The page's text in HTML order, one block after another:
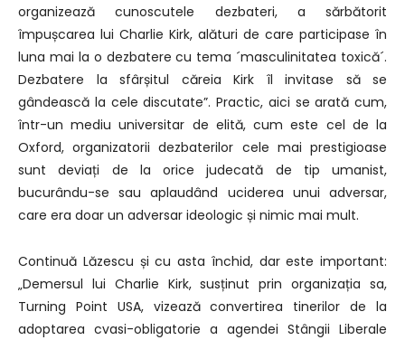
organizează cunoscutele dezbateri, a sărbătorit
împușcarea lui Charlie Kirk, alături de care participase în
luna mai la o dezbatere cu tema ´masculinitatea toxică´.
Dezbatere la sfârșitul căreia Kirk îl invitase să se
gândească la cele discutate”. Practic, aici se arată cum,
într-un mediu universitar de elită, cum este cel de la
Oxford, organizatorii dezbaterilor cele mai prestigioase
sunt deviați de la orice judecată de tip umanist,
bucurându-se sau aplaudând uciderea unui adversar,
care era doar un adversar ideologic și nimic mai mult.
Continuă Lăzescu și cu asta închid, dar este important:
„Demersul lui Charlie Kirk, susținut prin organizația sa,
Turning Point USA, vizează convertirea tinerilor de la
adoptarea cvasi-obligatorie a agendei Stângii Liberale